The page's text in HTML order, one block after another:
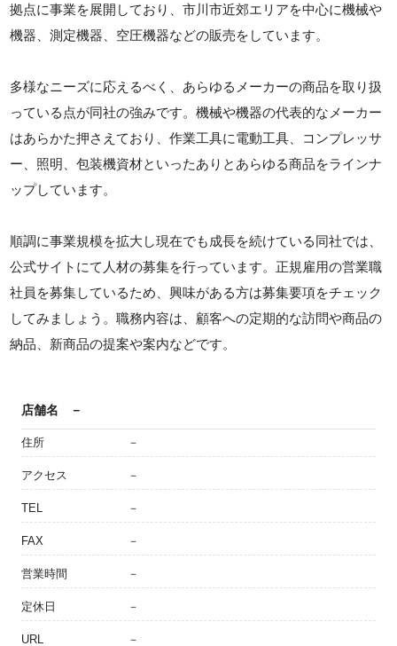
拠点に事業を展開しており、市川市近郊エリアを中心に機械や
機器、測定機器、空圧機器などの販売をしています。
多様なニーズに応えるべく、あらゆるメーカーの商品を取り扱
っている点が同社の強みです。機械や機器の代表的なメーカー
はあらかた押さえており、作業工具に電動工具、コンプレッサ
ー、照明、包装機資材といったありとあらゆる商品をラインナ
ップしています。
順調に事業規模を拡大し現在でも成長を続けている同社では、
公式サイトにて人材の募集を行っています。正規雇用の営業職
社員を募集しているため、興味がある方は募集要項をチェック
してみましょう。職務内容は、顧客への定期的な訪問や商品の
納品、新商品の提案や案内などです。
店舗名 －
住所 －
アクセス －
TEL －
FAX －
営業時間 －
定休日 －
URL －